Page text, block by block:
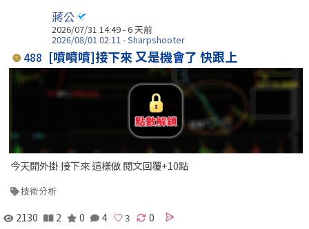
蔣公
2026/07/31 14:49 - 6 天前
2026/08/01 02:11 - Sharpshooter
488 [噴噴噴]接下來 又是機會了 快跟上
今天開外掛 接下來 這樣做 閱文回覆+10點
技術分析
2130 2 0 4 0